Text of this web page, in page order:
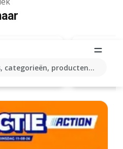
categorieën, producten...
Action